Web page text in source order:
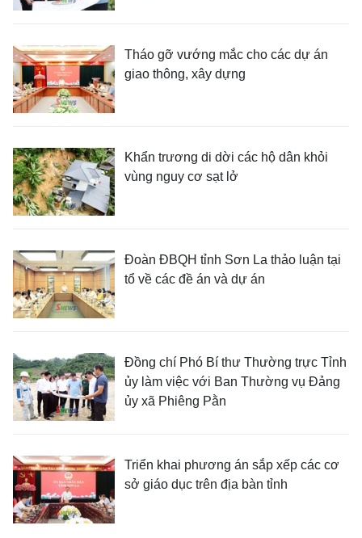
Tháo gỡ vướng mắc cho các dự án
giao thông, xây dựng
Khẩn trương di dời các hộ dân khỏi
vùng nguy cơ sạt lở
Đoàn ĐBQH tỉnh Sơn La thảo luận tại
tổ về các đề án và dự án
Đồng chí Phó Bí thư Thường trực Tỉnh
ủy làm việc với Ban Thường vụ Đảng
ủy xã Phiêng Pằn
Triển khai phương án sắp xếp các cơ
sở giáo dục trên địa bàn tỉnh